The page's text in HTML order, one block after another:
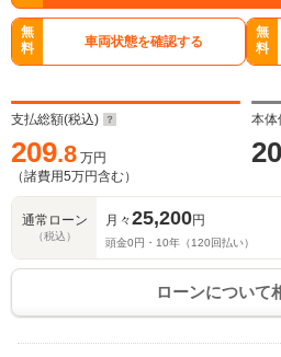
無
料
車両状態を確認する
無
料
支払総額(税込)
209.8 万円
（諸費用5万円含む）
本体
通常ローン
（税込）
月々25,200円
頭金0円・ 10年（120 回払い）
ローンについて